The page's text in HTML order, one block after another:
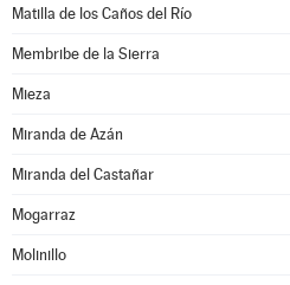
Matilla de los Caños del Río
Membribe de la Sierra
Mieza
Miranda de Azán
Miranda del Castañar
Mogarraz
Molinillo